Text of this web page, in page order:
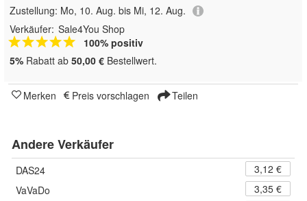
Zustellung: Mo, 10. Aug. bis Mi, 12. Aug.
Verkäufer: Sale4You Shop
100% positiv
5% Rabatt ab 50,00 € Bestellwert.
Merken Preis vorschlagen Teilen
Andere Verkäufer
DAS24
3,12 €
VaVaDo
3,35 €